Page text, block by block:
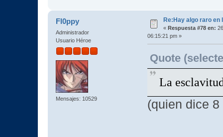
Fl0ppy
Administrador
Usuario Héroe
Mensajes: 10529
Re:Hay algo raro en
« Respuesta #78 en:
06:15:21 pm »
Quote
La
(quien dice